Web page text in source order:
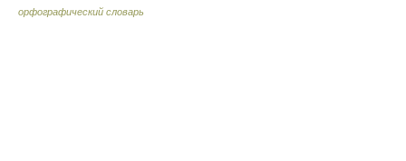
орфографический словарь